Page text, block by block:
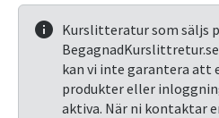
Kurslitteratur som säljs
kan vi inte garantera att
produkter eller
aktiva. När ni kontaktar